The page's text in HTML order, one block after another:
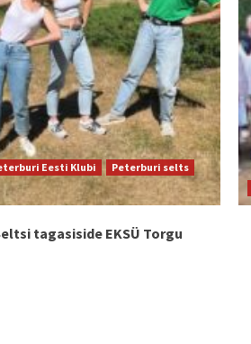
Eesti Klubi
Peterburi selts
tagasiside EKSÜ Torgu